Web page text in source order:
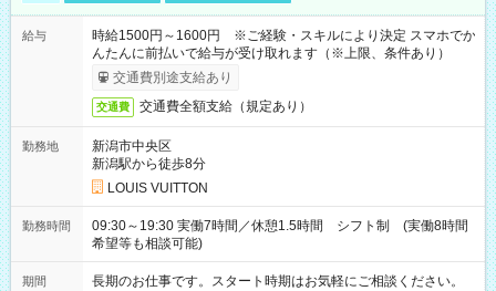
給与
時給1500円～1600円 ※ご経験・スキルにより決定 スマホでか
んたんに前払いで給与が受け取れます（※上限、条件あり）
交通費別途支給あり
交通費 交通費全額支給（規定あり）
勤務地
新潟市中央区
新潟駅から徒歩8分
LOUIS VUITTON
勤務時間
09:30～19:30 実働7時間／休憩1.5時間 シフト制 (実働8時間
希望等も相談可能)
期間 長期のお仕事です。スタート時期はお気軽にご相談ください。